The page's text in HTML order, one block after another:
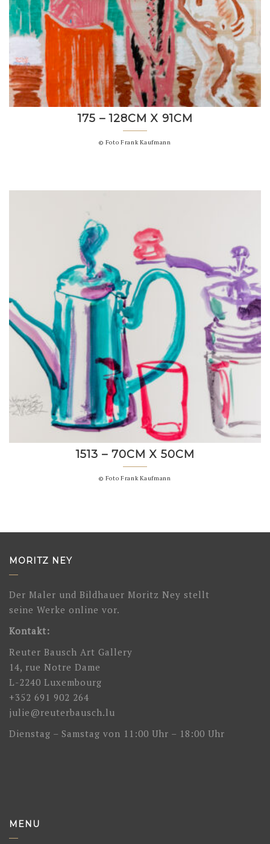
175 – 128CM X 91CM
© Foto Frank Kaufmann
1513 – 70CM X 50CM
© Foto Frank Kaufmann
MORITZ NEY
Der Maler und Bildhauer Moritz Ney stellt
seine Werke online vor.
Kontakt:
Reuter Bausch Art Gallery
14, rue Notre Dame
L-2240 Luxembourg
+352 691 902 264
julie@reuterbausch.lu
Dienstag – Samstag von 11:00 Uhr – 18:00 Uhr
MENU